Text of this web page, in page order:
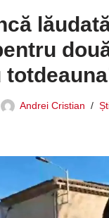
Andrei Cristian